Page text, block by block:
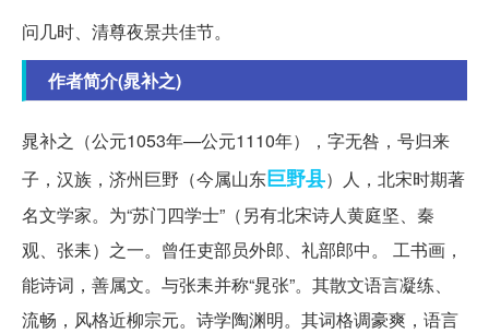
问几时、清尊夜景共佳节。
作者简介(晁补之)
晁补之（公元1053年—公元1110年），字无咎，号归来
子，汉族，济州巨野（今属山东巨野县）人，北宋时期著
名文学家。为“苏门四学士”（另有北宋诗人黄庭坚、秦
观、张耒）之一。曾任吏部员外郎、礼部郎中。 工书画，
能诗词，善属文。与张耒并称“晁张”。其散文语言凝练、
流畅，风格近柳宗元。诗学陶渊明。其词格调豪爽，语言